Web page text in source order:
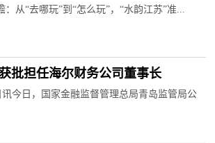
吗
：从“去哪玩”到“怎么玩”，“水韵江苏”准...
批担任海尔财务公司董事长
讯今日，国家金融监督管理总局青岛监管局公